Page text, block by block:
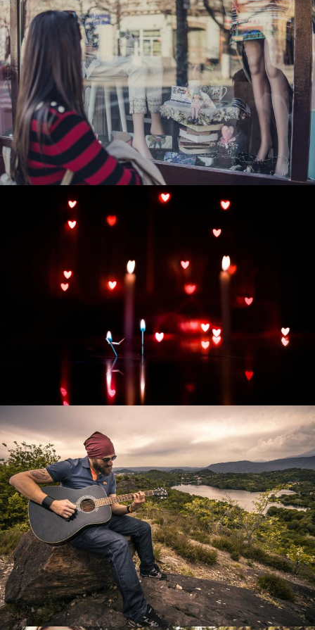
Развитие и поддержка интернет-
витрины StepClub
Смотреть проект
Развитие интернет-магазина "Всё для
праздника"
Смотреть проект
Перевод интернет-магазина
Guitaramania.ru на 1С-Битрикс
Смотреть проект